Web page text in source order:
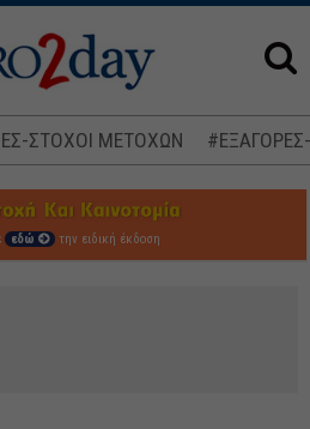
ΣΤΟΧΟΙ ΜΕΤΟΧΩΝ
εδώ την ειδική έκδοση